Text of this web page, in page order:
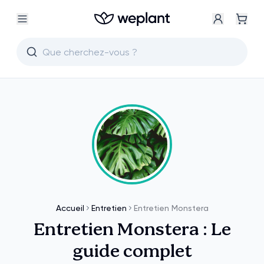
Accueil Entretien Entretien Monstera
Entretien Monstera : Le
guide complet